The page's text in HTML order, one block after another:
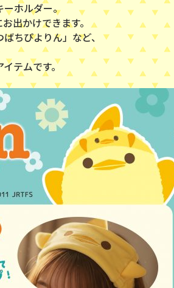
ホルダー。
出かけできます。
ちぴよりん」など、
テムです。